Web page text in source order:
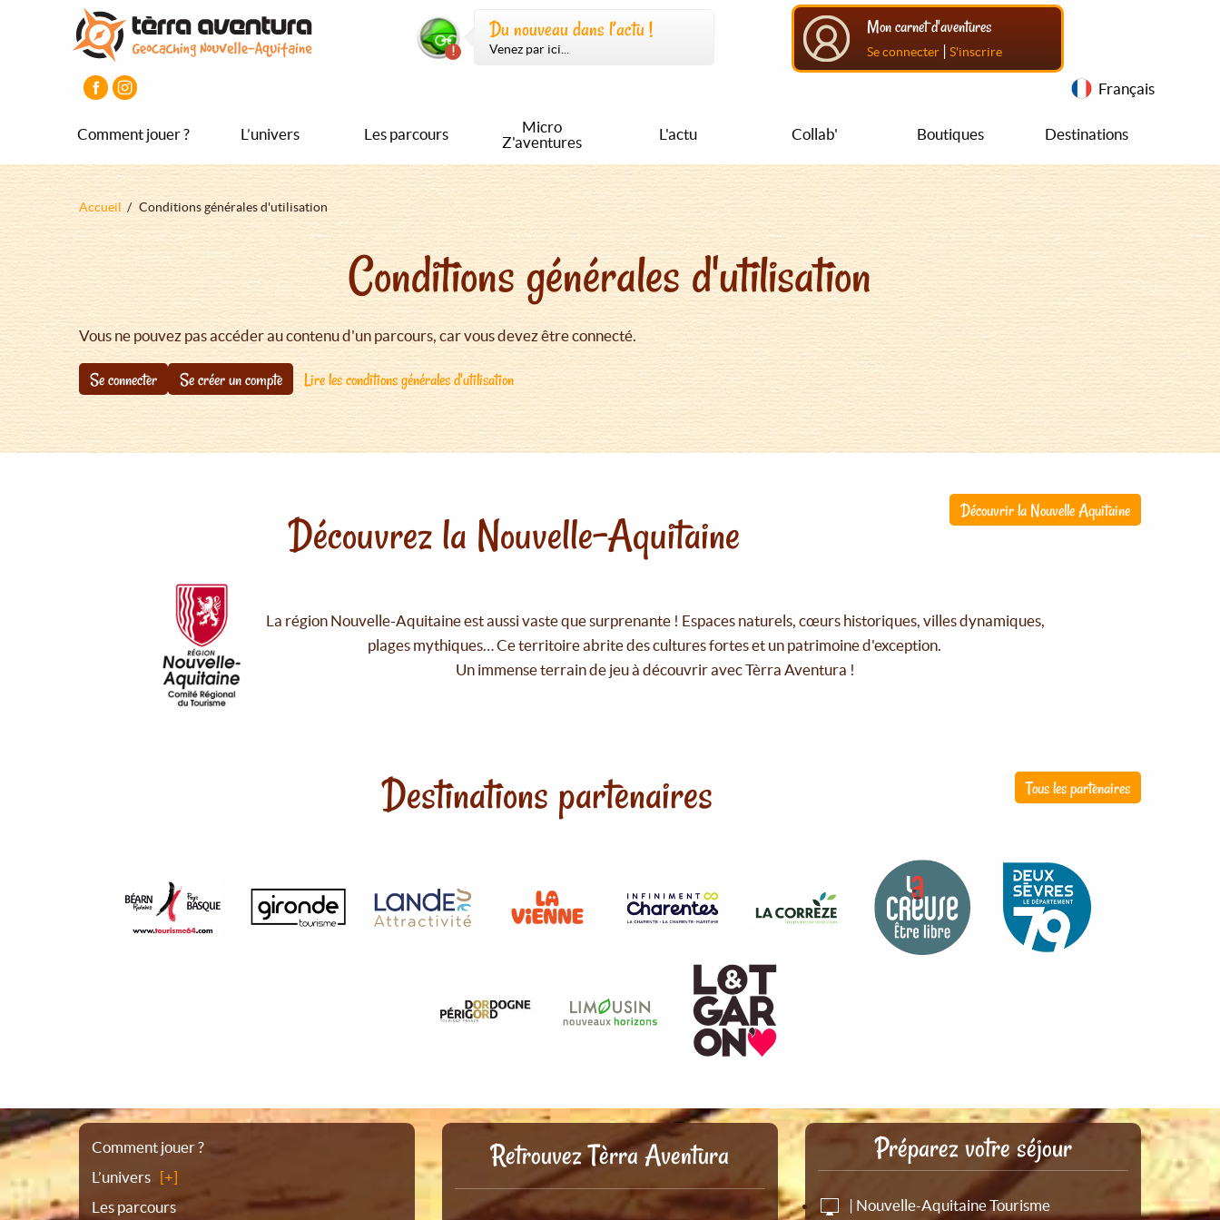
Du nouveau dans l’actu !
Venez par ici...
Mon carnet d'aventures
Se connecter | S'inscrire
Français
Comment jouer ? L’univers Les parcours
Micro
Z'aventures
L'actu Collab' Boutiques Destinations
Fil
Accueil Conditions générales d'utilisation
Conditions générales d'utilisation
Vous ne pouvez pas accéder au contenu d'un parcours, car vous devez être connecté.
Se connecter Se créer un compte Lire les conditions générales d'utilisation
Découvrir la Nouvelle Aquitaine
Découvrez la Nouvelle-Aquitaine
La région Nouvelle-Aquitaine est aussi vaste que surprenante ! Espaces naturels, cœurs historiques, villes dynamiques,
plages mythiques… Ce territoire abrite des cultures fortes et un patrimoine d'exception.
Un immense terrain de jeu à découvrir avec Tèrra Aventura !
Tous les partenaires
Destinations partenaires
Plan
du
Comment jouer ?
L’univers
Les parcours
Retrouvez Tèrra Aventura Préparez votre séjour
| Nouvelle-Aquitaine Tourisme